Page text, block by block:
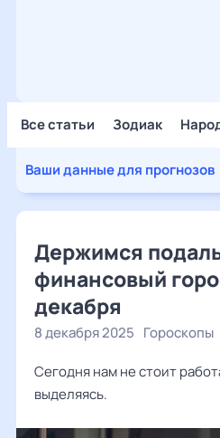
Все статьи Зодиак
Ваши данные для прогнозов
Держимся
финансовый
декабря
8 декабря 2025 Гороскопы
Сегодня нам не стоит
выделяясь.